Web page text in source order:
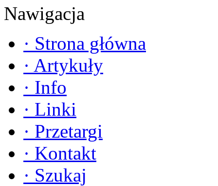
Nawigacja
· Strona główna
· Artykuły
· Info
· Linki
· Przetargi
· Kontakt
· Szukaj